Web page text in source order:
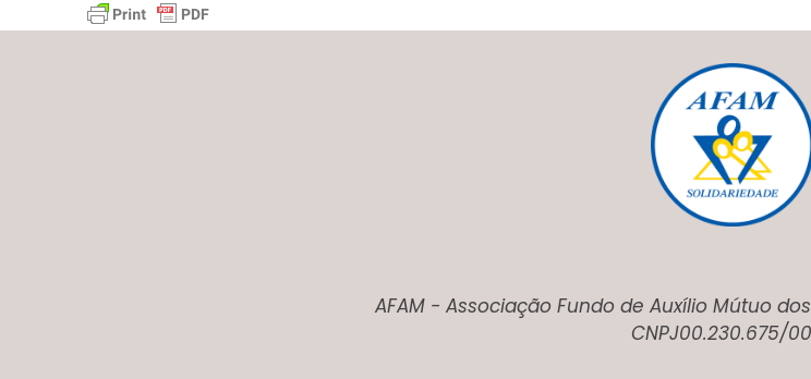
AFAM - Associação Fundo de Auxílio Mútuo
CNPJ00.230.675/